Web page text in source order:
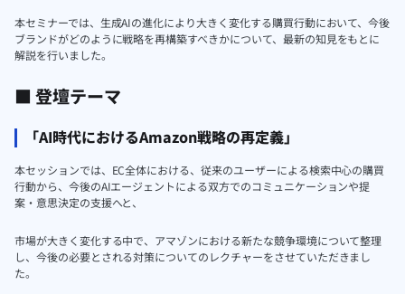
本セミナーでは、生成AIの進化により大きく変化する購買行動において、今後
ブランドがどのように戦略を再構築すべきかについて、最新の知見をもとに
解説を行いました。
■ 登壇テーマ
「AI時代におけるAmazon戦略の再定義」
本セッションでは、EC全体における、従来のユーザーによる検索中心の購買
行動から、今後のAIエージェントによる双方でのコミュニケーションや提
案・意思決定の支援へと、
市場が大きく変化する中で、アマゾンにおける新たな競争環境について整理
し、今後の必要とされる対策についてのレクチャーをさせていただきまし
た。